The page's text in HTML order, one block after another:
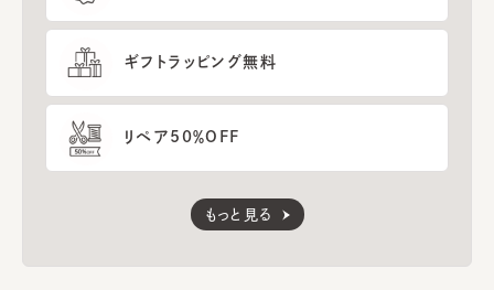
ギフトラッピング無料
リペア50％OFF
もっと見る